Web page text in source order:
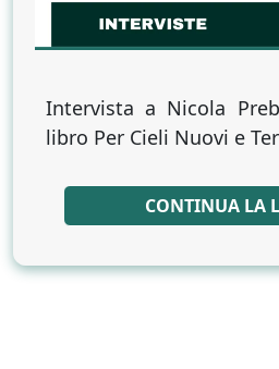
Intervista a Nicola
libro Per Cieli Nuovi e
CONTINUA LA